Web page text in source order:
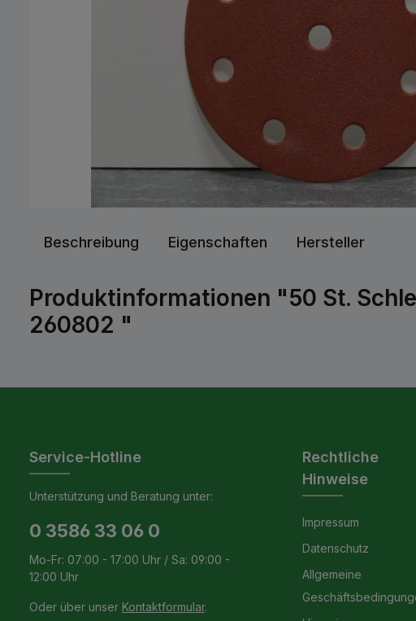
Beschreibung Eigenschaften Hersteller
Produktinformationen "50 St.
260802 "
Service-Hotline
Unterstützung und Beratung unter:
0 3586 33 06 0
Mo-Fr: 07:00 - 17:00 Uhr / Sa: 09:00 -
12:00 Uhr
Oder über unser Kontaktformular.
Rechtliche
Hinweise
Impressum
Datenschutz
Allgemeine